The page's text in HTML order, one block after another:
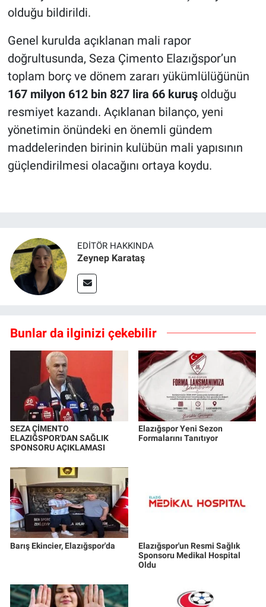
olduğu bildirildi.
Genel kurulda açıklanan mali rapor
doğrultusunda, Seza Çimento Elazığspor’un
toplam borç ve dönem zararı yükümlülüğünün
167 milyon 612 bin 827 lira 66 kuruşolduğu
resmiyet kazandı. Açıklanan bilanço, yeni
yönetimin önündeki en önemli gündem
maddelerinden birinin kulübün mali yapısının
güçlendirilmesi olacağını ortaya koydu.
EDITÖR HAKKINDA
Zeynep Karataş
Bunlar da ilginizi çekebilir
SEZA ÇİMENTO
ELAZIĞSPOR'DAN SAĞLIK
SPONSORU AÇIKLAMASI
Elazığspor Yeni Sezon
Formalarını Tanıtıyor
Barış Ekincier, Elazığspor'da
Elazığspor'un Resmi Sağlık
Sponsoru Medikal Hospital
Oldu